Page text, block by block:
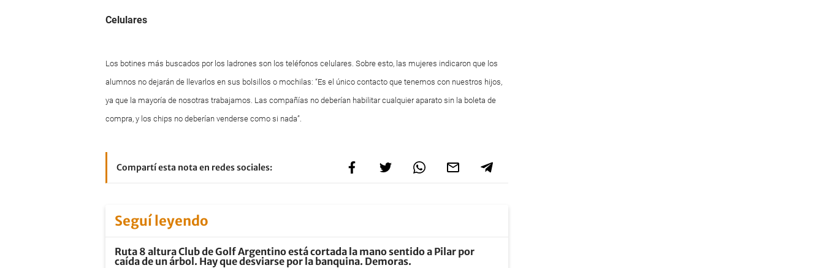
Celulares
Los botines más buscados por los ladrones son los teléfonos celulares. Sobre esto, las mujeres indicaron que los
alumnos no dejarán de llevarlos en sus bolsillos o mochilas: “Es el único contacto que tenemos con nuestros hijos,
ya que la mayoría de nosotras trabajamos. Las compañías no deberían habilitar cualquier aparato sin la boleta de
compra, y los chips no deberían venderse como si nada”.
Compartí esta nota en redes sociales:
Seguí leyendo
Ruta 8 altura Club de Golf Argentino está cortada la mano sentido a Pilar por
caída de un árbol. Hay que desviarse por la banquina. Demoras.